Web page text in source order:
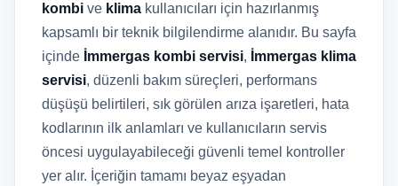
kombi ve klima kullanıcıları için hazırlanmış
kapsamlı bir teknik bilgilendirme alanıdır. Bu sayfa
içinde İmmergas kombi servisi, İmmergas klima
servisi, düzenli bakım süreçleri, performans
düşüşü belirtileri, sık görülen arıza işaretleri, hata
kodlarının ilk anlamları ve kullanıcıların servis
öncesi uygulayabileceği güvenli temel kontroller
yer alır. İçeriğin tamamı beyaz eşyadan